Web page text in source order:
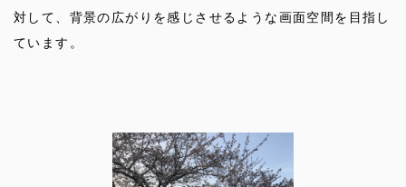
対して、背景の広がりを感じさせるような画面空間を目指し
ています。